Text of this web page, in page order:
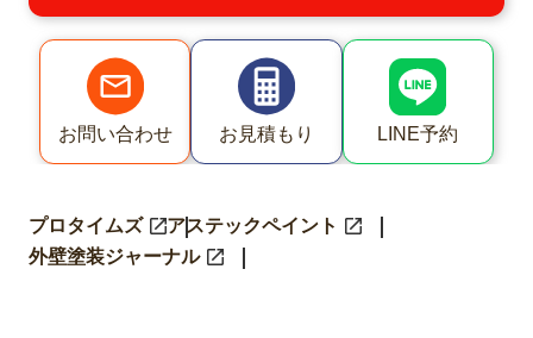
お問い合わせ お見積もり LINE予約
プロタイムズ
アステックペイント
外壁塗装ジャーナル